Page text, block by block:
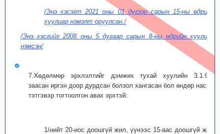
/Энэ хэсэгт 2021 оны 01 дүгээр сарын 15-ны өдрийн
хуулиар нэмэлт оруулсан./
/Энэ хэсгийг 2008 оны 5 дугаар сарын 8-ны өдрийн хуулиар
нэмсэн/
7.Хөдөлмөр эрхлэлтийг дэмжих тухай хуулийн 3.1.9-д
заасан иргэн доор дурдсан болзол хангасан бол өндөр насны
тэтгэвэр тогтоолгон авах эрхтэй:
1/нийт 20-иос доошгүй жил, үүнээс 15-аас доошгүй жил